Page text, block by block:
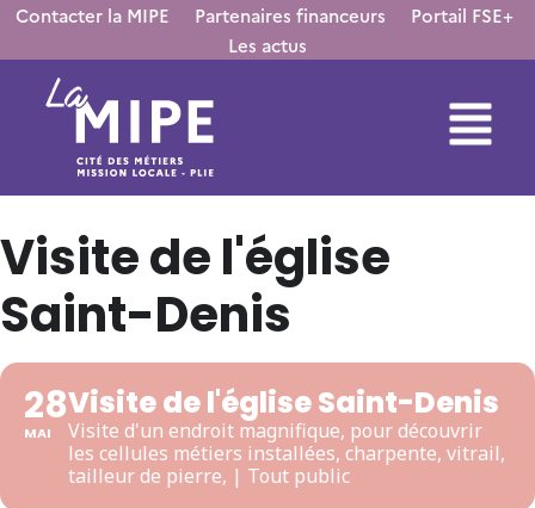
Contacter la MIPE Partenaires financeurs
Portail FSE+
Les actus
Visite de l'église
Saint-Denis
28
MAI
Visite de l'église Saint-Denis
Visite d'un endroit magnifique, pour découvrir
les cellules métiers installées, charpente, vitrail,
tailleur de pierre, | Tout public